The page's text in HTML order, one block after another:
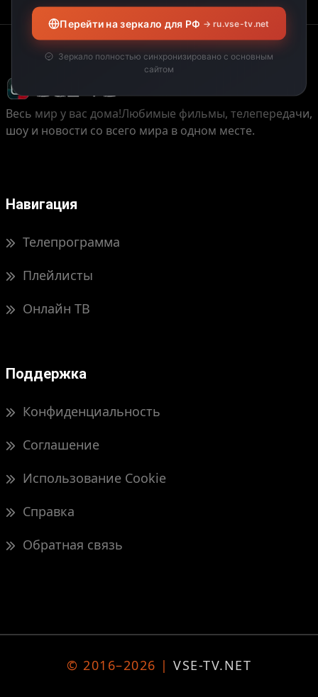
Весь мир у вас дома!Любимые фильмы, телепередачи,
шоу и новости со всего мира в одном месте.
Навигация
Телепрограмма
Плейлисты
Онлайн ТВ
Поддержка
Конфиденциальность
Соглашение
Использование Cookie
Справка
Обратная связь
© 2016–2026 | VSE-TV.NET
Перейти на зеркало для РФ → ru.vse-tv.net
Зеркало полностью синхронизировано с основным
сайтом